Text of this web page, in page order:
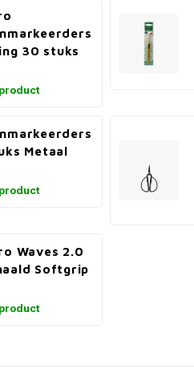
30 stuks
Metaal
Waves 2.0
Softgrip